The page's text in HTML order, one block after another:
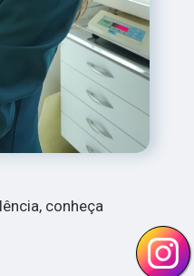
conheça